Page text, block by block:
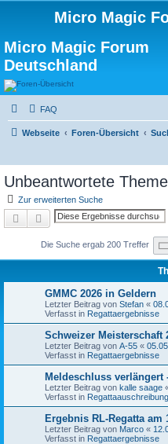
Micro Magic
Micro Magic Forum
Deutschland
FAQ
Webseite Foren-Übersicht
Unbeantwortete
Zur erweiterten Suche
Suche Erweiterte Suche
Die Suche ergab 200 Treffer
GMMC 2026 in Geldern
Letzter Beitrag von Stefan «
Verfasst in Regattaergebnisse
Schweizer Meisterschaft
Letzter Beitrag von A-55 «
Verfasst in Regattaergebnisse
Meldeschluss verlängert
Letzter Beitrag von kalle saage
Verfasst in
Ergebnis RL-Regatta am
Letzter Beitrag von Marco «
Verfasst in Regattaergebnisse